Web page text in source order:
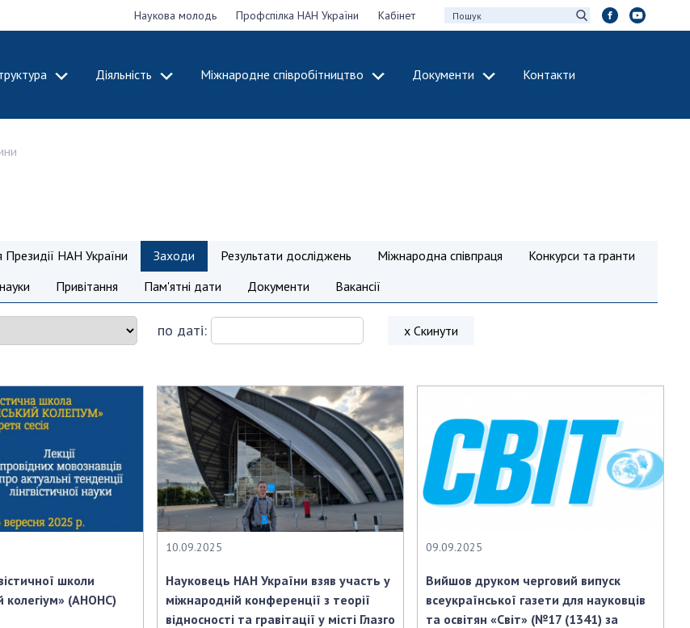
Наукова молодь Профспілка НАН України Кабінет
Діяльність Міжнародне співробітництво Документи Контакти
у
технічних і
математичних
Секція хімічних і
біологічних наук
Секція суспільних
Установи при
Президії
Ради, комітети
та комісії
Наукові центри
МОН та НАН
України
Наукові публікації та видавнича
діяльність
Охорона прав інтелектуальної
власності та трансфер
технологій в наукових установах
національне надбання
Центри колективного
користування науковими
приладами НАН України
Оцінювання ефективності
діяльності наукових установ
Конкурси наукових досліджень
НАН України
Відкрита наука в НАН України
Підготовка наукових кадрів
Робота з молоддю
СПІВРОБІТНИЦТВО
програми та
України
Вибори до складу
НАН України
Бланки документів
ПРЕЗИДІЇ НАН
УКРАЇНИ
Президії НАН України Заходи Результати досліджень Міжнародна співпраця
Конкурси та гранти
Привітання Пам'ятні дати Документи Вакансії
по даті: х Скинути
школи
колегіум» (АНОНС)
10.09.2025
Науковець НАН України взяв участь у
міжнародній конференції з теорії
відносності та гравітації у місті Глазго
09.09.2025
Вийшов друком черговий випуск
всеукраїнської газети для науковців
та освітян «Світ» (№17 (1341) за